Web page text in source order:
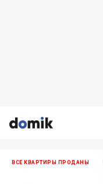



ВСЕ КВАРТИРЫ ПРОДАНЫ